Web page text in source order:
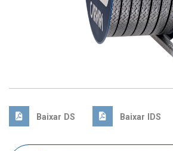
Baixar DS Baixar IDS